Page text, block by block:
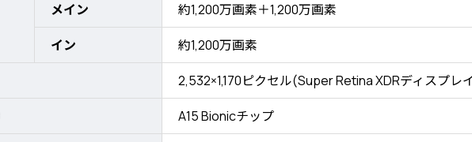
メイン 約1,200万画素＋1,200万画素
イン 約1,200万画素
2,532×1,170ピクセル(Super Retina XDRディスプレ
A15 Bionicチップ